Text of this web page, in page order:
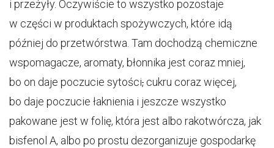
i przeżyły. Oczywiście to wszystko pozostaje
w części w produktach spożywczych, które idą
później do przetwórstwa. Tam dochodzą chemiczne
wspomagacze, aromaty, błonnika jest coraz mniej,
bo on daje poczucie sytości, cukru coraz więcej,
bo daje poczucie łaknienia i jeszcze wszystko
pakowane jest w folię, która jest albo rakotwórcza, jak
bisfenol A, albo po prostu dezorganizuje gospodarkę